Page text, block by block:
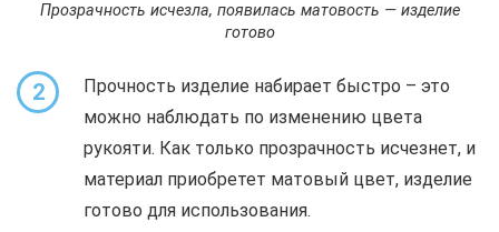
Прозрачность исчезла, появилась матовость — изделие
готово
2
Прочность изделие набирает быстро – это
можно наблюдать по изменению цвета
рукояти. Как только прозрачность исчезнет, и
материал приобретет матовый цвет, изделие
готово для использования.